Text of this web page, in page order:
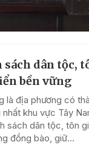
dân tộc,
bền vững
là địa phương có
khu vực Tây
sách dân tộc, tôn
đồng bào, giữ...